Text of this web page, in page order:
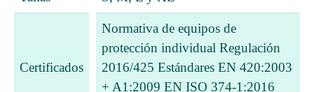
Certificados
Normativa de equipos de
protección individual Regulación
2016/425 Estándares EN 420:2003
+ A1:2009 EN ISO 374-1:2016